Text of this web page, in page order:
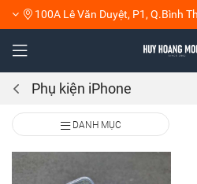
100A Lê Văn Duyệt, P1, Q.Bình
Phụ kiện iPhone
DANH MỤC